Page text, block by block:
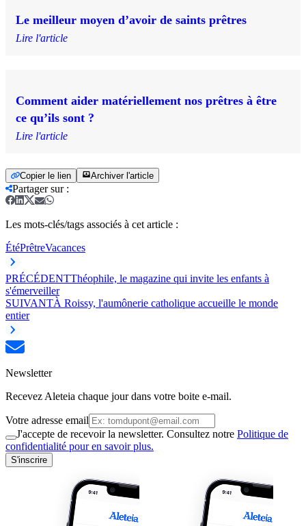
Le meilleur moyen d’avoir de saints prêtres
Lire l'article
Comment aider matériellement nos prêtres à être
ce qu’ils sont ?
Lire l'article
Copier le lien Archiver l'article
Partager sur:
Les mots-clés/tags associés à cet article :
ÉtéPrêtreVacances
PRÉCÉDENTThéophile, le magazine qui invite les enfants à
s'émerveiller
SUIVANTÀ Roissy, l'aumônerie catholique accueille le monde
entier
Newsletter
Recevez Aleteia chaque jour dans votre boite e-mail.
Votre adresse email
J'accepte de recevoir la newsletter. Consultez notre Politique de
confidentialité pour en savoir plus.
S'inscrire